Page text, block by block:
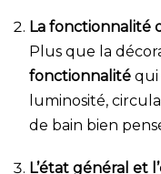
La fonctionnalité
Plus que la
fonctionnalité qui
luminosité,
de bain bien
L’état général et